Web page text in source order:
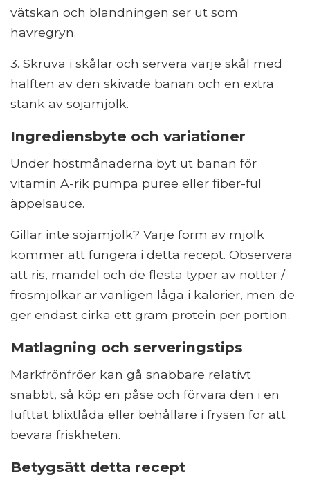
vätskan och blandningen ser ut som
havregryn.
3. Skruva i skålar och servera varje skål med
hälften av den skivade banan och en extra
stänk av sojamjölk.
Ingrediensbyte och variationer
Under höstmånaderna byt ut banan för
vitamin A-rik pumpa puree eller fiber-ful
äppelsauce.
Gillar inte sojamjölk? Varje form av mjölk
kommer att fungera i detta recept. Observera
att ris, mandel och de flesta typer av nötter /
frösmjölkar är vanligen låga i kalorier, men de
ger endast cirka ett gram protein per portion.
Matlagning och serveringstips
Markfrönfröer kan gå snabbare relativt
snabbt, så köp en påse och förvara den i en
lufttät blixtlåda eller behållare i frysen för att
bevara friskheten.
Betygsätt detta recept